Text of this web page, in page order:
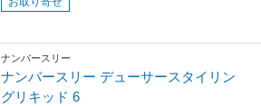
ナンバースリー
ナンバースリー デューサースタイリン
グリキッド 6